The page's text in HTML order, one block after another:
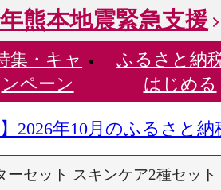
熊本地震緊急支援
集・ キャ
ンペーン
ふるさと納
はじめる
】2026年10月のふるさと
セット スキンケア2種セット